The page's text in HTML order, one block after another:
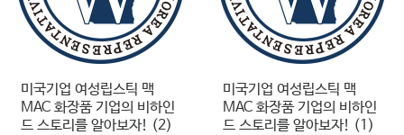
미국기업 여성립스틱 맥
MAC 화장품 기업의 비하인
드 스토리를 알아보자! (2)
미국기업 여성립스틱 맥
MAC 화장품 기업의 비하인
드 스토리를 알아보자! (1)